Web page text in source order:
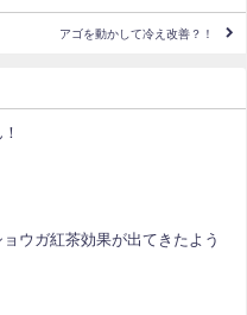
アゴを動かして冷え改善？！
ウガ紅茶効果が出てきたよう